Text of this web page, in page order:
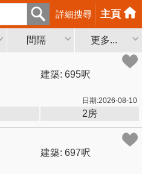
詳細搜尋 主頁
間隔 更多...
建築: 695呎
日期:2026-08-10
2房
建築: 697呎